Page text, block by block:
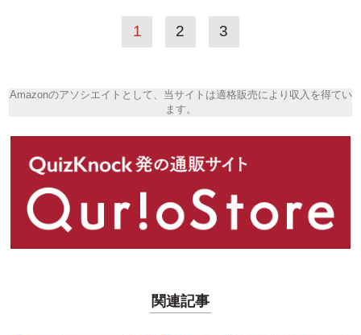
1 2 3
Amazonのアソシエイトとして、当サイトは適格販売により収入を得てい
ます。
関連記事